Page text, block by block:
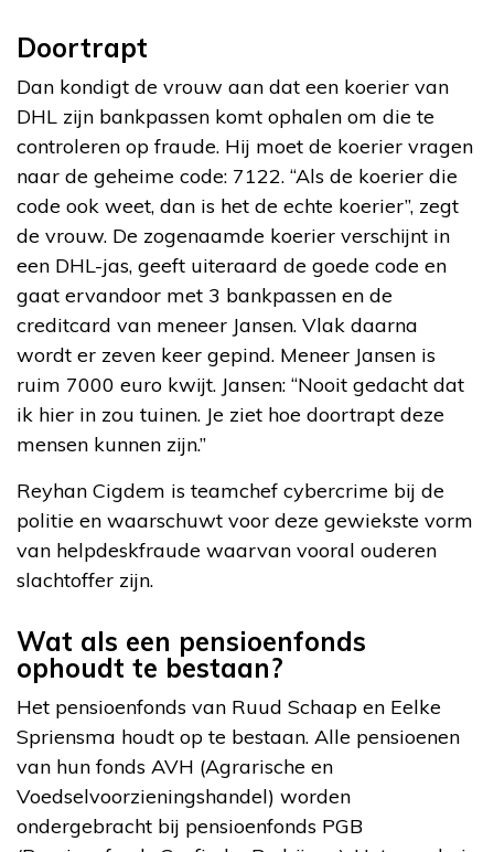
Doortrapt
Dan kondigt de vrouw aan dat een koerier van
DHL zijn bankpassen komt ophalen om die te
controleren op fraude. Hij moet de koerier vragen
naar de geheime code: 7122. “Als de koerier die
code ook weet, dan is het de echte koerier”, zegt
de vrouw. De zogenaamde koerier verschijnt in
een DHL-jas, geeft uiteraard de goede code en
gaat ervandoor met 3 bankpassen en de
creditcard van meneer Jansen. Vlak daarna
wordt er zeven keer gepind. Meneer Jansen is
ruim 7000 euro kwijt. Jansen: “Nooit gedacht dat
ik hier in zou tuinen. Je ziet hoe doortrapt deze
mensen kunnen zijn.”
Reyhan Cigdem is teamchef cybercrime bij de
politie en waarschuwt voor deze gewiekste vorm
van helpdeskfraude waarvan vooral ouderen
slachtoffer zijn.
Wat als een pensioenfonds
ophoudt te bestaan?
Het pensioenfonds van Ruud Schaap en Eelke
Spriensma houdt op te bestaan. Alle pensioenen
van hun fonds AVH (Agrarische en
Voedselvoorzieningshandel) worden
ondergebracht bij pensioenfonds PGB